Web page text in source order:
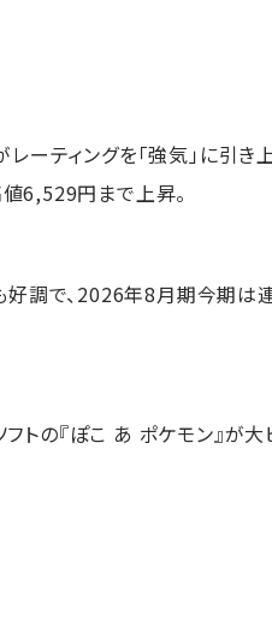
ーティングを「強気」に引
6,529円まで上昇。
好調で、2026年8月期今期
の『ぽこ あ ポケモン』が大